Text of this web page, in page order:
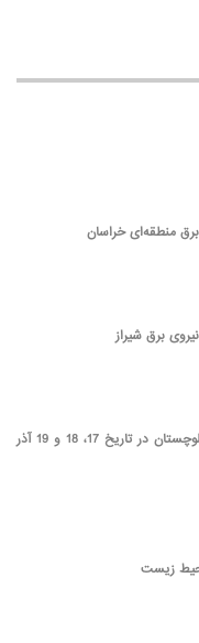
منطقه‌ای خراسان
برگزاری ممیزی داخلی در برق منطقه‌ای سیستان و بلوچستان در تاریخ 17، 18 و 19 آذر
زیست